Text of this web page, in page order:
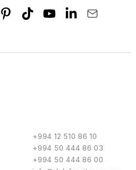
+994 12 510 86 10
+994 50 444 86 03
+994 50 444 86 00